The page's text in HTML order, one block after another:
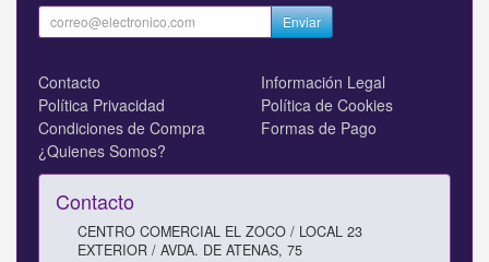
Enviar
Contacto
Información Legal
Política Privacidad
Política de Cookies
Condiciones de Compra
Formas de Pago
¿Quienes Somos?
Contacto
CENTRO COMERCIAL EL ZOCO / LOCAL 23
EXTERIOR / AVDA. DE ATENAS, 75